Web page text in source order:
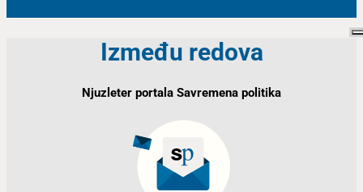
Između redova
Njuzleter portala Savremena politika